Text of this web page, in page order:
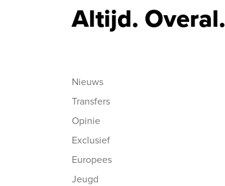
Altijd. Overal.
Nieuws
Transfers
Opinie
Exclusief
Europees
Jeugd